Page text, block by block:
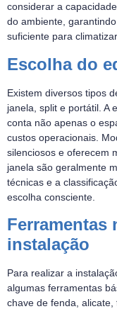
considerar a
do ambiente,
suficiente para
Escolha do
Existem diversos tipos
janela, split e portátil. A
conta não apenas o
custos operacionais.
silenciosos e oferecem
janela são geralmente
técnicas e a
escolha consciente.
Ferramentas
instalação
Para realizar a
algumas ferramentas
chave de fenda,